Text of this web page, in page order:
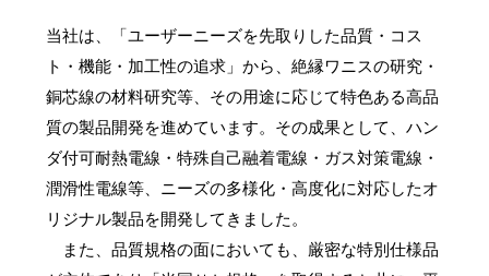
当社は、「ユーザーニーズを先取りした品質・コス
ト・機能・加工性の追求」から、絶縁ワニスの研究・
銅芯線の材料研究等、その用途に応じて特色ある高品
質の製品開発を進めています。その成果として、ハン
ダ付可耐熱電線・特殊自己融着電線・ガス対策電線・
潤滑性電線等、ニーズの多様化・高度化に対応したオ
リジナル製品を開発してきました。
また、品質規格の面においても、厳密な特別仕様品